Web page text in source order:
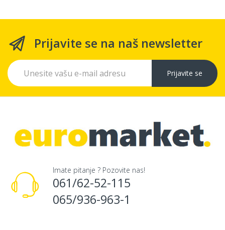
Prijavite se na naš newsletter
Prijavite se
Imate pitanje ? Pozovite nas!
061/62-52-115
065/936-963-1